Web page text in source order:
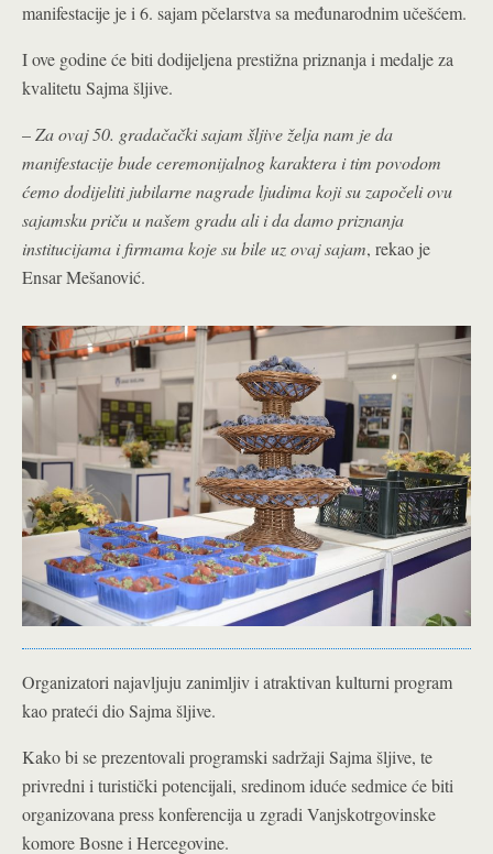
manifestacije je i 6. sajam pčelarstva sa međunarodnim učešćem.
I ove godine će biti dodijeljena prestižna priznanja i medalje za
kvalitetu Sajma šljive.
–Za ovaj 50. gradačački sajam šljive želja nam je da
manifestacije bude ceremonijalnog karaktera i tim povodom
ćemo dodijeliti jubilarne nagrade ljudima koji su započeli ovu
sajamsku priču u našem gradu ali i da damo priznanja
institucijama i firmama koje su bile uz ovaj sajam, rekao je
Ensar Mešanović.
Organizatori najavljuju zanimljiv i atraktivan kulturni program
kao prateći dio Sajma šljive.
Kako bi se prezentovali programski sadržaji Sajma šljive, te
privredni i turistički potencijali, sredinom iduće sedmice će biti
organizovana press konferencija u zgradi Vanjskotrgovinske
komore Bosne i Hercegovine.